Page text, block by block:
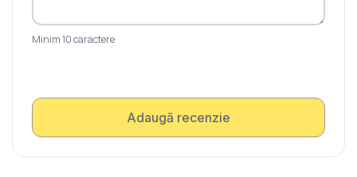
Minim 10 caractere
Adaugă recenzie